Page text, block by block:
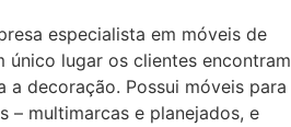
especialista em móveis de
único lugar os clientes encontram
a decoração. Possui móveis para
– multimarcas e planejados, e